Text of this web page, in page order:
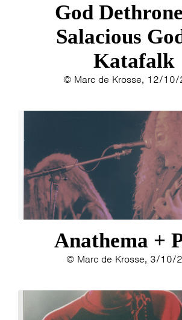
ANNA
MARTSEN
ARSEN
ERYN
ELINE
KAREN
ARNOUD
God
Salacious
Katafalk
© Marc de Krosse, 12/10/
Anathema +
© Marc de Krosse, 3/10/